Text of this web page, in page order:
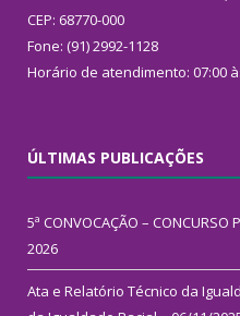
CEP: 68770-000
Fone: (91) 2992-1128
Horário de atendimento: 07:00
ÚLTIMAS PUBLICAÇÕES
5ª CONVOCAÇÃO – CONCURSO
2026
Ata e Relatório Técnico da